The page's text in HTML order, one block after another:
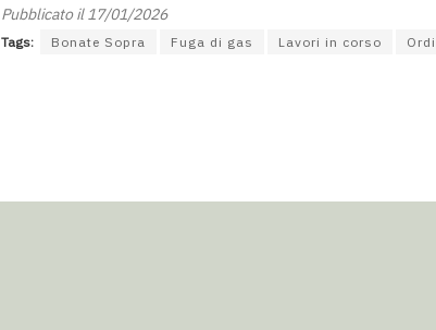
Pubblicato il 17/01/2026
Tags: Bonate Sopra Fuga di gas Lavori in corso